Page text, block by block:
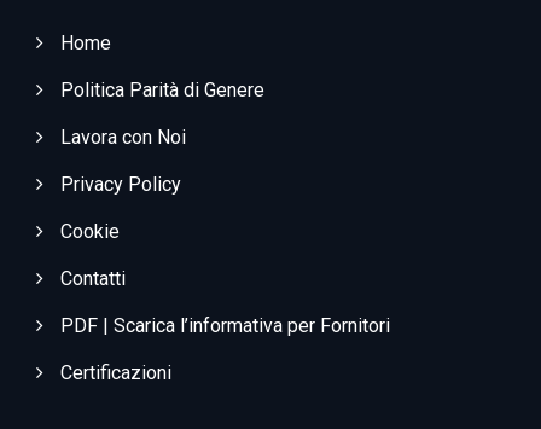
Home
Politica Parità di Genere
Lavora con Noi
Privacy Policy
Cookie
Contatti
PDF | Scarica l’informativa per Fornitori
Certificazioni